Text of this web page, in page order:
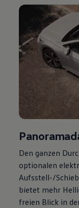
Pannen-
Den ganzen
optionalen
Aufsstell-/
bietet mehr
freien Blick in